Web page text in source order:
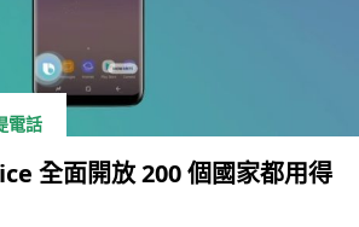
電話
全面開放 200 個國家都用得